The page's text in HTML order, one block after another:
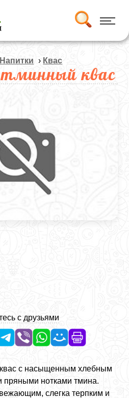
Напитки › Квас
квас
с друзьями
с насыщенным хлебным
пряными нотками тмина.
слегка терпким и